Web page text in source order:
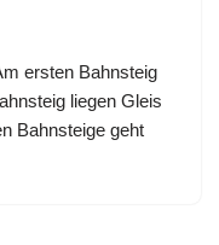
ersten Bahnsteig
liegen Gleis
Bahnsteige geht